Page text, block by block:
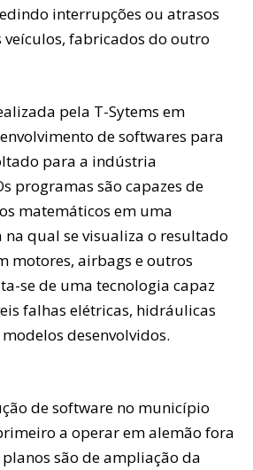
interrupções ou atrasos
veículos, fabricados do outro
pela T-Sytems em
de softwares para
para a indústria
programas são capazes de
matemáticos em uma
qual se visualiza o resultado
motores, airbags e outros
se de uma tecnologia capaz
falhas elétricas, hidráulicas
desenvolvidos.
de software no município
a operar em alemão fora
são de ampliação da